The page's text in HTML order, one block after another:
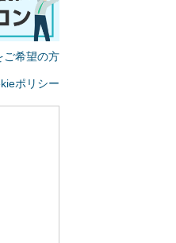
ご希望の方
ポリシー